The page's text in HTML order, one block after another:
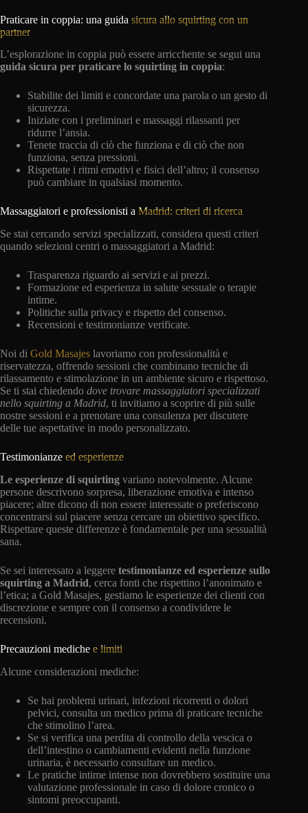
Praticare in coppia: una guida sicura allo squirting con un
partner
L’esplorazione in coppia può essere arricchente se segui una
guida sicura per praticare lo squirting in coppia:
Stabilite dei limiti e concordate una parola o un gesto di
sicurezza.
Iniziate con i preliminari e massaggi rilassanti per
ridurre l’ansia.
Tenete traccia di ciò che funziona e di ciò che non
funziona, senza pressioni.
Rispettate i ritmi emotivi e fisici dell’altro; il consenso
può cambiare in qualsiasi momento.
Massaggiatori e professionisti a Madrid: criteri di ricerca
Se stai cercando servizi specializzati, considera questi criteri
quando selezioni centri o massaggiatori a Madrid:
Trasparenza riguardo ai servizi e ai prezzi.
Formazione ed esperienza in salute sessuale o terapie
intime.
Politiche sulla privacy e rispetto del consenso.
Recensioni e testimonianze verificate.
Noi di Gold Masajes lavoriamo con professionalità e
riservatezza, offrendo sessioni che combinano tecniche di
rilassamento e stimolazione in un ambiente sicuro e rispettoso.
Se ti stai chiedendo dove trovare massaggiatori specializzati
nello squirting a Madrid, ti invitiamo a scoprire di più sulle
nostre sessioni e a prenotare una consulenza per discutere
delle tue aspettative in modo personalizzato.
Testimonianze ed esperienze
Le esperienze di squirting variano notevolmente. Alcune
persone descrivono sorpresa, liberazione emotiva e intenso
piacere; altre dicono di non essere interessate o preferiscono
concentrarsi sul piacere senza cercare un obiettivo specifico.
Rispettare queste differenze è fondamentale per una sessualità
sana.
Se sei interessato a leggere testimonianze ed esperienze sullo
squirting a Madrid, cerca fonti che rispettino l’anonimato e
l’etica; a Gold Masajes, gestiamo le esperienze dei clienti con
discrezione e sempre con il consenso a condividere le
recensioni.
Precauzioni mediche e limiti
Alcune considerazioni mediche:
Se hai problemi urinari, infezioni ricorrenti o dolori
pelvici, consulta un medico prima di praticare tecniche
che stimolino l’area.
Se si verifica una perdita di controllo della vescica o
dell’intestino o cambiamenti evidenti nella funzione
urinaria, è necessario consultare un medico.
Le pratiche intime intense non dovrebbero sostituire una
valutazione professionale in caso di dolore cronico o
sintomi preoccupanti.